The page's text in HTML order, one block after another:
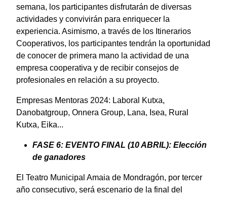
semana, los participantes disfrutarán de diversas
actividades y convivirán para enriquecer la
experiencia. Asimismo, a través de los Itinerarios
Cooperativos, los participantes tendrán la oportunidad
de conocer de primera mano la actividad de una
empresa cooperativa y de recibir consejos de
profesionales en relación a su proyecto.
Empresas Mentoras 2024: Laboral Kutxa,
Danobatgroup, Onnera Group, Lana, Isea, Rural
Kutxa, Eika...
FASE 6: EVENTO FINAL (10 ABRIL): Elección
de ganadores
El Teatro Municipal Amaia de Mondragón, por tercer
año consecutivo, será escenario de la final del